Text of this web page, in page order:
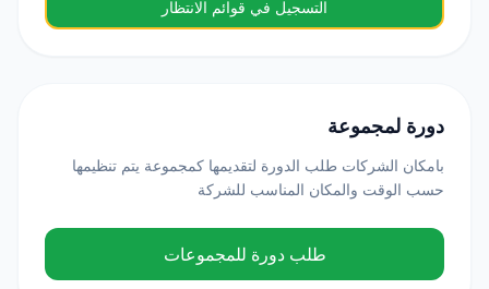
التسجيل في قوائم الانتظار
دورة لمجموعة
بامكان الشركات طلب الدورة لتقديمها كمجموعة يتم تنظيمها
حسب الوقت والمكان المناسب للشركة
طلب دورة للمجموعات